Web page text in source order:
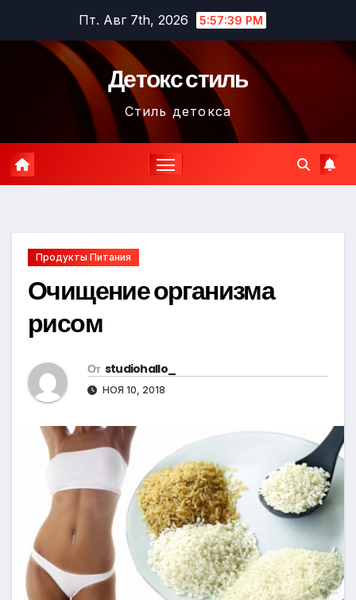
содержимому
Пт. Авг 7th, 2026 5:57:40 PM
Детокс стиль
Стиль детокса
Продукты Питания
Очищение организма
рисом
От studiohallo_
НОЯ 10, 2018